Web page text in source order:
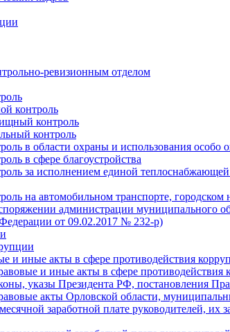
ревизионным отделом
контроль
контроль
контроль
в области охраны и использования особо
в сфере благоустройства
за исполнением единой теплоснабжающей
на автомобильном транспорте, городском
администрации муниципального
от 09.02.2017 № 232-р)
и иные акты в сфере противодействия
и иные акты в сфере противодействия
указы Президента РФ, постановления
акты Орловской области,
заработной плате руководителей,